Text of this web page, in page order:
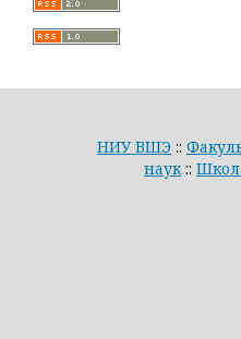
НИУ ВШЭ ::
наук::